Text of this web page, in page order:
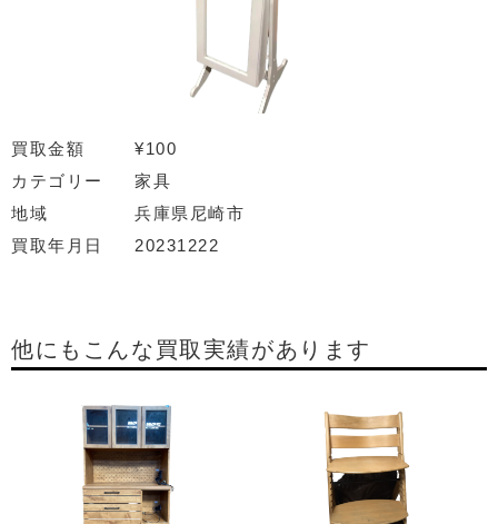
買取金額
¥100
カテゴリー
家具
地域
兵庫県尼崎市
買取年月日
20231222
他にもこんな買取実績があります